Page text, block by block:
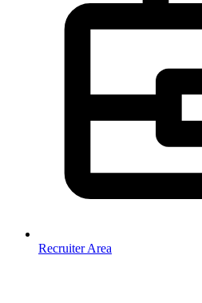
Recruiter Area